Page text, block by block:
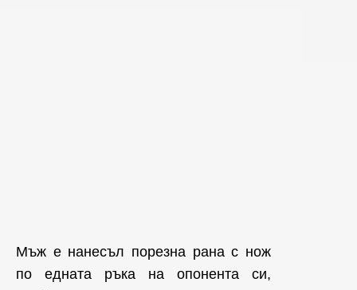
Мъж е нанесъл порезна рана с нож
по едната ръка на опонента си,